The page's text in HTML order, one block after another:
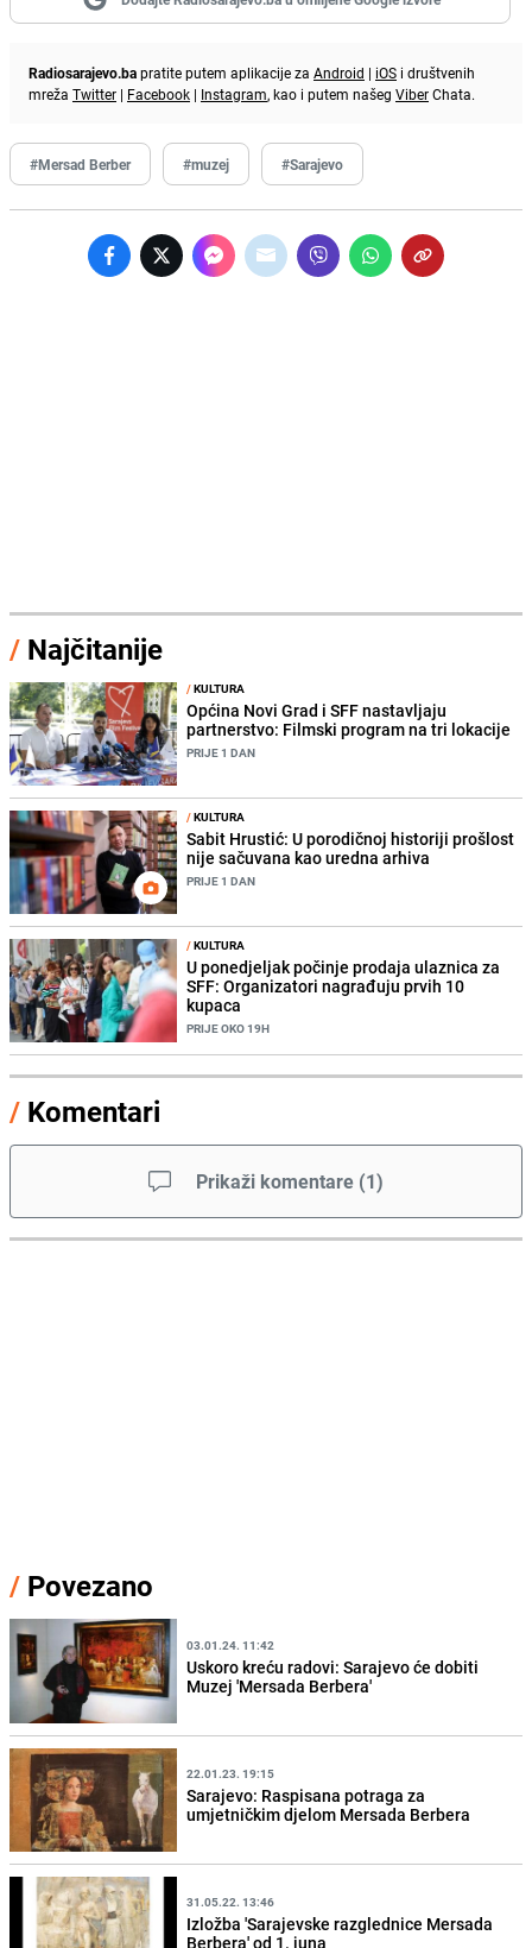
Radiosarajevo.bapratite putem aplikacije za Android | iOS i društvenih
mreža Twitter | Facebook | Instagram, kao i putem našeg ViberChata.
#Mersad Berber #muzej #Sarajevo
/ Najčitanije
/KULTURA
Općina Novi Grad i SFF nastavljaju
partnerstvo: Filmski program na tri lokacije
PRIJE 1 DAN
/KULTURA
Sabit Hrustić: U porodičnoj historiji prošlost
nije sačuvana kao uredna arhiva
PRIJE 1 DAN
/KULTURA
U ponedjeljak počinje prodaja ulaznica za
SFF: Organizatori nagrađuju prvih 10
kupaca
PRIJE OKO 19H
/ Komentari
Prikaži komentare (1)
/ Povezano
03.01.24. 11:42
Uskoro kreću radovi: Sarajevo će dobiti
Muzej 'Mersada Berbera'
22.01.23. 19:15
Sarajevo: Raspisana potraga za
umjetničkim djelom Mersada Berbera
31.05.22. 13:46
Izložba 'Sarajevske razglednice Mersada
Berbera' od 1. juna